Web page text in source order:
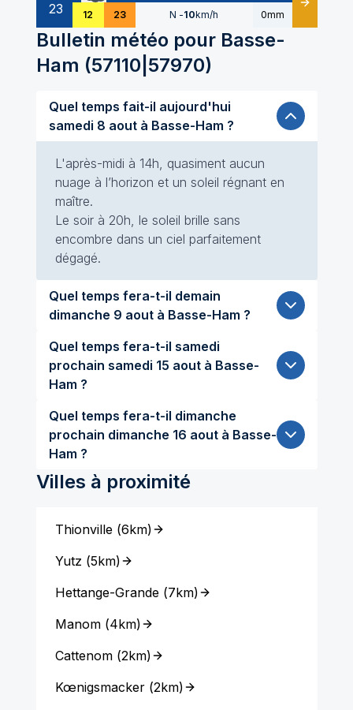
23 12 23 N -10km/h 0mm Détails
Bulletin météo pour Basse-
Ham (57110|57970)
Quel temps fait-il aujourd'hui
samedi 8 aout à Basse-Ham ?
L'après-midi à 14h, quasiment aucun
nuage à l’horizon et un soleil régnant en
maître.
Le soir à 20h, le soleil brille sans
encombre dans un ciel parfaitement
dégagé.
Quel temps fera-t-il demain
dimanche 9 aout à Basse-Ham ?
Quel temps fera-t-il samedi
prochain samedi 15 aout à Basse-
Ham ?
Quel temps fera-t-il dimanche
prochain dimanche 16 aout à Basse-
Ham ?
Villes à proximité
Thionville(6km)
Yutz (5km)
Hettange-Grande(7km)
Manom(4km)
Cattenom(2km)
Kœnigsmacker(2km)